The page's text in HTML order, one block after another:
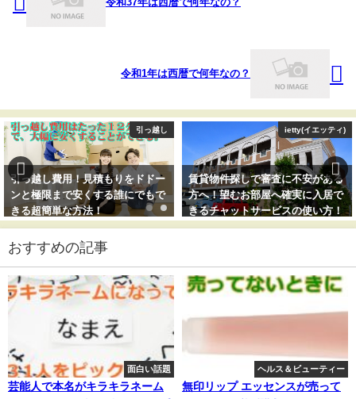
令和1年は西暦で何年なの？
引っ越し
引っ越し費用！見積もりをドドー
ンと極限まで安くする誰にでもで
きる超簡単な方法！
ietty(イエッティ)
賃貸物件探しで審査に不安がある
方へ！望むお部屋へ確実に入居で
きるチャットサービスの使い方！
おすすめの記事
面白い話題
芸能人で本名がキラキラネーム
ヘルス＆ビューティー
無印リップ エッセンスが売って